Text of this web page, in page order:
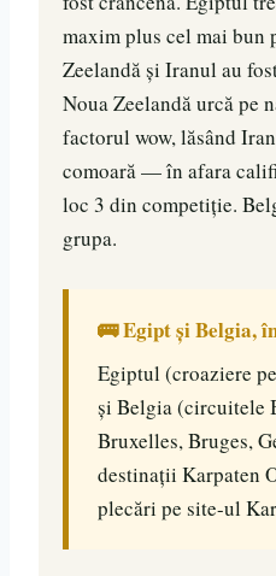
maxim plus cel mai bun
Zeelandă și Iranul au
Noua Zeelandă urcă pe
factorul wow, lăsând
comoară — în afara
loc 3 din competiție.
grupa.
🚌 Egipt și Belgia,
Egiptul (croaziere
și Belgia (circuitele
Bruxelles, Bruges,
destinații Karpaten
plecări pe site-ul